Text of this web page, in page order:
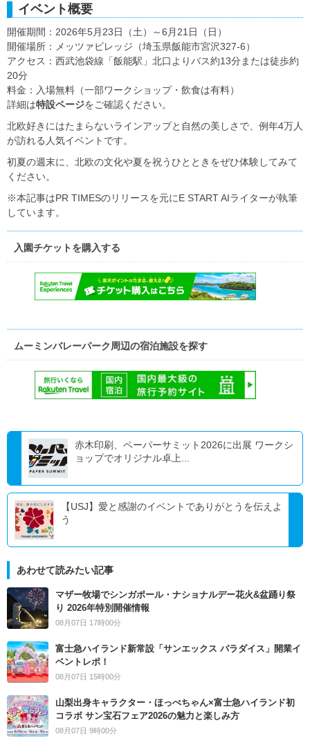
イベント概要
開催期間：2026年5月23日（土）～6月21日（日）
開催場所：メッツァビレッジ（埼玉県飯能市宮沢327-6）
アクセス：西武池袋線「飯能駅」北口よりバス約13分または徒歩約
20分
料金：入場無料（一部ワークショップ・飲食は有料）
詳細は特設ページをご確認ください。
北欧好きにはたまらないラインアップと自然の美しさで、例年4万人
が訪れる人気イベントです。
初夏の週末に、北欧の文化や夏を祝うひとときをぜひ体験してみて
ください。
※本記事はPR TIMESのリリースを元にE START AIライターが執筆
しています。
入園チケットを購入する
ムーミンバレーパーク周辺の宿泊施設を探す
赤木印刷、ペーパーサミット2026に出展 ワークシ
ョップでオリジナル卓上...
【USJ】愛と感謝のイベントでありがとうを伝えよ
う
あわせて読みたい記事
マザー牧場でシンガポール・ナショナルデー花火&盆踊り祭
り 2026年特別開催情報
08月07日 17時00分
富士急ハイランド新常設「サンエックス パラダイス」開業イ
ベントレポ！
08月07日 15時00分
山梨出身キャラクター・ほっぺちゃん×富士急ハイランド初
コラボ サン宝石フェア2026の魅力と楽しみ方
08月07日 9時00分